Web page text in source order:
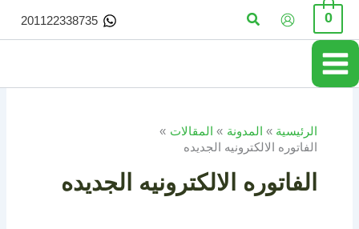
تخطي
المحتوى
0 البحث 201122338735
الرئيسية المدونة
المقالات
الفاتوره الالكترونيه الجديده
الفاتوره الالكترونيه الجديده